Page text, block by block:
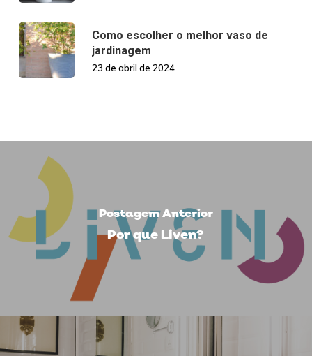
Como escolher o melhor vaso de
jardinagem
23 de abril de 2024
Postagem Anterior
Por que Liven?